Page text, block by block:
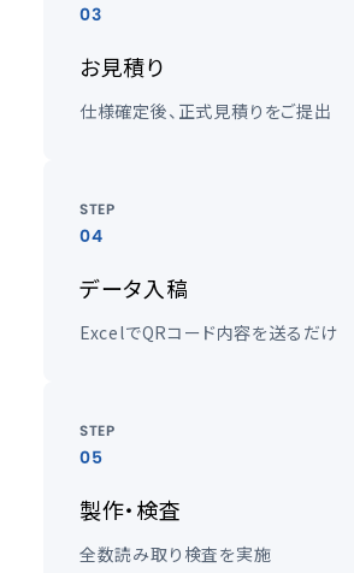
03
お見積り
仕様確定後、正式見積りをご提出
STEP
04
データ入稿
ExcelでQRコード内容を送るだけ
STEP
05
製作・検査
全数読み取り検査を実施